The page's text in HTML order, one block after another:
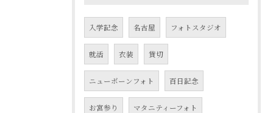
入学記念 名古屋 フォトスタジオ
就活 衣装 貸切
ニューボーンフォト 百日記念
お宮参り マタニティーフォト